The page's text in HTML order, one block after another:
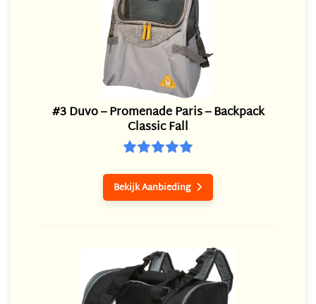
#3 Duvo – Promenade Paris – Backpack
Classic Fall
Bekijk Aanbieding 